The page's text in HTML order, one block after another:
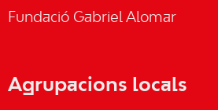
Fundació Gabriel Alomar
Agrupacions locals